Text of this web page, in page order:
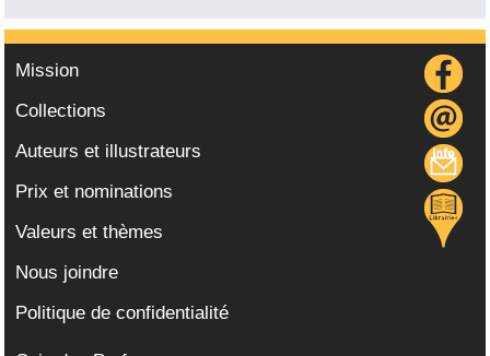
Mission
Collections
Auteurs et illustrateurs
Prix et nominations
Valeurs et thèmes
Nous joindre
Politique de confidentialité